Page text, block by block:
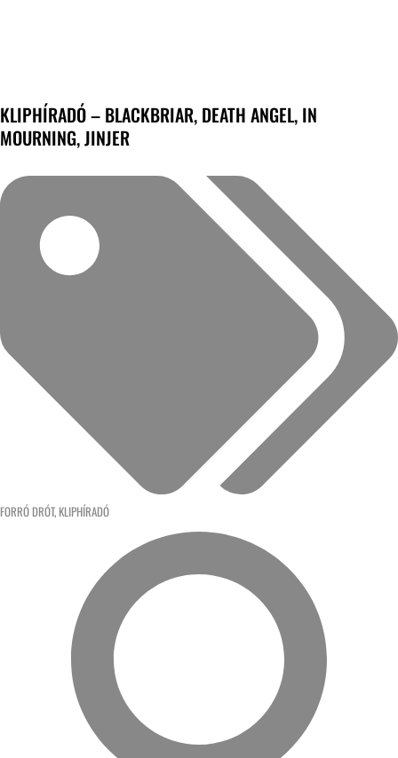
KLIPHÍRADÓ – BLACKBRIAR, DEATH ANGEL, IN
MOURNING, JINJER
FORRÓ DRÓT, KLIPHÍRADÓ